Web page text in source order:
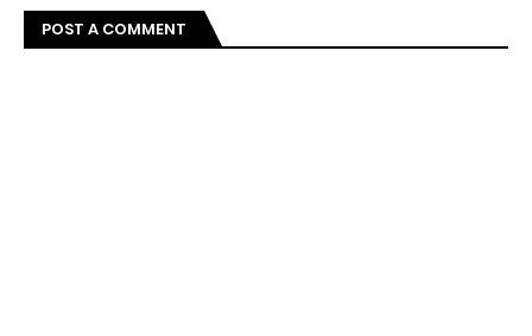
POST A COMMENT